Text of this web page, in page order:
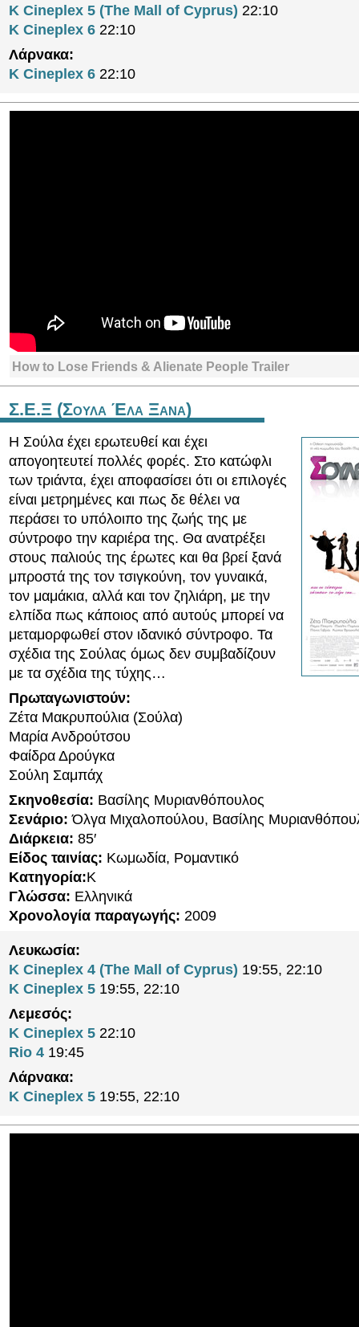
K Cineplex 5 (The Mall of Cyprus) 22:10
K Cineplex 6 22:10
Λάρνακα:
K Cineplex 6 22:10
How to Lose Friends & Alienate People Trailer
Σ.Ε.Ξ (Σουλα Έλα Ξανα)
Η Σούλα έχει ερωτευθεί και έχει
απογοητευτεί πολλές φορές. Στο κατώφλι
των τριάντα, έχει αποφασίσει ότι οι επιλογές
είναι μετρημένες και πως δε θέλει να
περάσει το υπόλοιπο της ζωής της με
σύντροφο την καριέρα της. Θα ανατρέξει
στους παλιούς της έρωτες και θα βρεί ξανά
μπροστά της τον τσιγκούνη, τον γυναικά,
τον μαμάκια, αλλά και τον ζηλιάρη, με την
ελπίδα πως κάποιος από αυτούς μπορεί να
μεταμορφωθεί στον ιδανικό σύντροφο. Τα
σχέδια της Σούλας όμως δεν συμβαδίζουν
με τα σχέδια της τύχης…
Πρωταγωνιστούν:
Ζέτα Μακρυπούλια (Σούλα)
Μαρία Ανδρούτσου
Φαίδρα Δρούγκα
Σούλη Σαμπάχ
Σκηνοθεσία: Βασίλης Μυριανθόπουλος
Σενάριο: Όλγα Μιχαλοπούλου, Βασίλης
Διάρκεια: 85′
Είδος ταινίας: Κωμωδία, Ρομαντικό
Κατηγορία:K
Γλώσσα: Ελληνικά
Χρονολογία παραγωγής: 2009
Λευκωσία:
K Cineplex 4 (The Mall of Cyprus) 19:55, 22:10
K Cineplex 5 19:55, 22:10
Λεμεσός:
K Cineplex 5 22:10
Rio 4 19:45
Λάρνακα:
K Cineplex 5 19:55, 22:10